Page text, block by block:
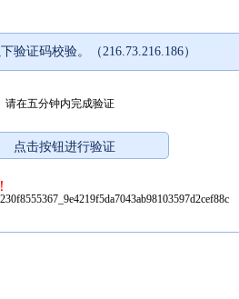
验证码校验。（216.73.216.186）
请在五分钟内完成验证